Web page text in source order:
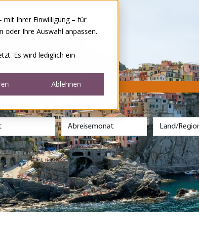
mit Ihrer Einwilligung – für
oder Ihre Auswahl anpassen.
Es wird lediglich ein
Ablehnen